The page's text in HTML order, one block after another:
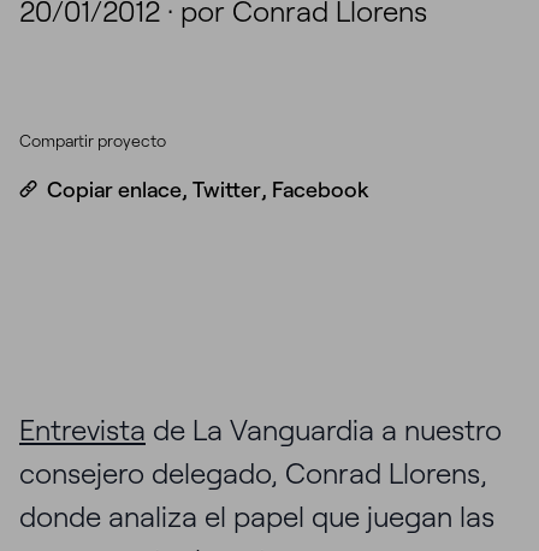
20/01/2012 · por Conrad Llorens
Compartir proyecto
Copiar enlace, Twitter, Facebook
Entrevista de La Vanguardia a nuestro
consejero delegado, Conrad Llorens,
donde analiza el papel que juegan las